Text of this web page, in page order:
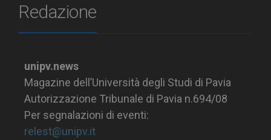
Redazione
unipv.news
Magazine dell’Università degli Studi di Pavia
Autorizzazione Tribunale di Pavia n.694/08
Per segnalazioni di eventi:
relest@unipv.it